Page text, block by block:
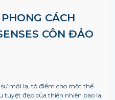
CÁCH
CÔN ĐẢO
mới lạ, tô điểm cho một thế
đẹp của thiên nhiên bao la,